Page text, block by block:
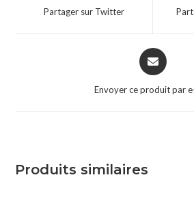
Partager sur Twitter
Envoyer ce produit par
Produits similaires